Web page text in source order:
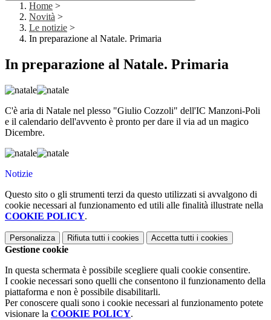
Home >
Novità >
Le notizie >
In preparazione al Natale. Primaria
In preparazione al Natale. Primaria
C'è aria di Natale nel plesso "Giulio Cozzoli" dell'IC Manzoni-Poli
e il calendario dell'avvento è pronto per dare il via ad un magico
Dicembre.
Notizie
Questo sito o gli strumenti terzi da questo utilizzati si avvalgono di
cookie necessari al funzionamento ed utili alle finalità illustrate nella
COOKIE POLICY.
Personalizza Rifiuta tutti i cookies Accetta tutti i cookies
Gestione cookie
In questa schermata è possibile scegliere quali cookie consentire.
I cookie necessari sono quelli che consentono il funzionamento della
piattaforma e non è possibile disabilitarli.
Per conoscere quali sono i cookie necessari al funzionamento potete
visionare la COOKIE POLICY.